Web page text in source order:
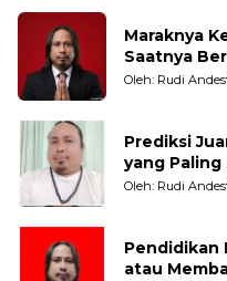
Maraknya
Saatnya
Oleh: Rudi
Prediksi
yang
Oleh: Rudi
Pendidikan
atau